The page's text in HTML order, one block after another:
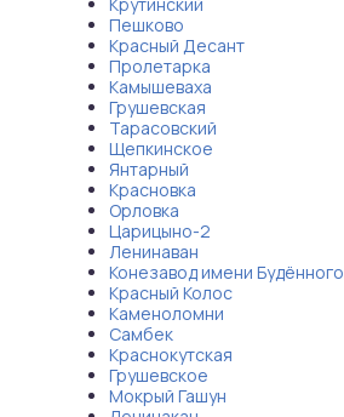
Пешково
Красный Десант
Пролетарка
Камышеваха
Грушевская
Тарасовский
Щепкинское
Янтарный
Красновка
Орловка
Царицыно-2
Ленинаван
Конезавод имени Будённого
Красный Колос
Каменоломни
Самбек
Краснокутская
Грушевское
Мокрый Гашун